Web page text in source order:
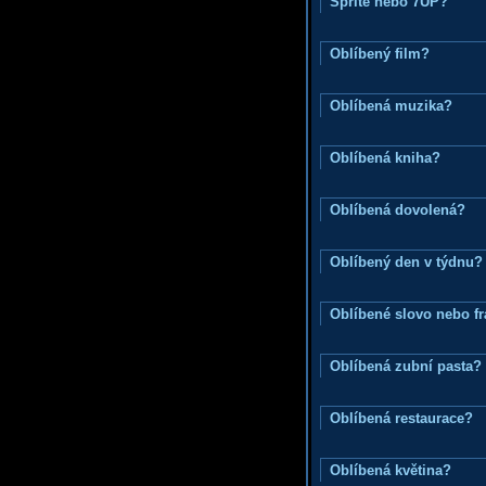
Oblíbený film?
Oblíbená muzika?
Oblíbená kniha?
Oblíbená dovolená?
Oblíbený den v týdnu?
Oblíbené slovo nebo
Oblíbená zubní pasta?
Oblíbená restaurace?
Oblíbená květina?